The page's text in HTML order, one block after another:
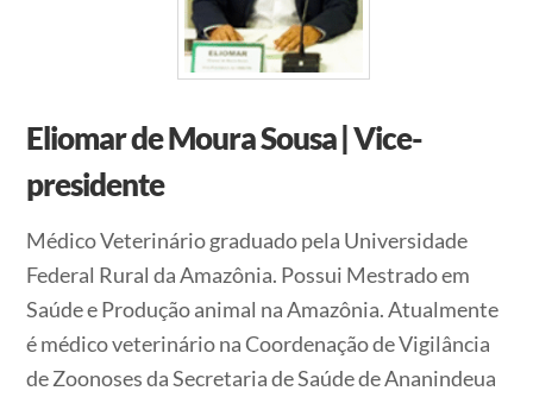
Eliomar de Moura Sousa | Vice-
presidente
Médico Veterinário graduado pela Universidade
Federal Rural da Amazônia. Possui Mestrado em
Saúde e Produção animal na Amazônia. Atualmente
é médico veterinário na Coordenação de Vigilância
de Zoonoses da Secretaria de Saúde de Ananindeua